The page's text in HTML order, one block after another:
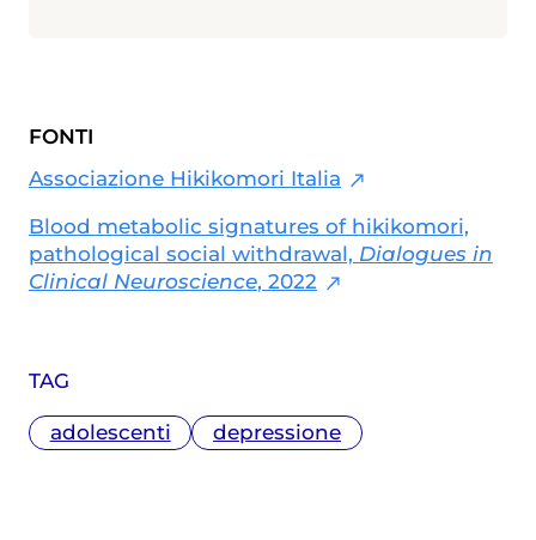
TAG
adolescenti depressione
specialmente in ambito materno-
infantile
FONTI
Associazione Hikikomori Italia
Blood metabolic signatures of hikikomori,
pathological social withdrawal, Dialogues in
Clinical Neuroscience, 2022